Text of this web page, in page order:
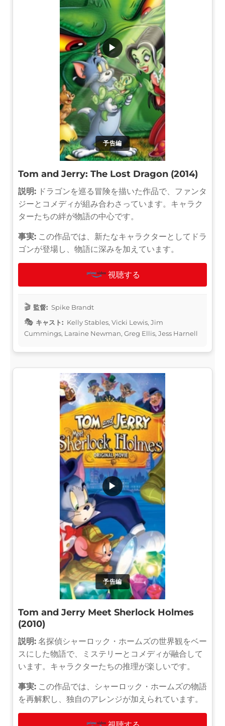
予告編
▶
Tom and Jerry: The Lost Dragon (2014)
説明: ドラゴンを巡る冒険を描いた作品で、ファンタ
ジーとコメディが組み合わさっています。キャラク
ターたちの絆が物語の中心です。
事実: この作品では、新たなキャラクターとしてドラ
ゴンが登場し、物語に深みを加えています。
視聴する
監督: Spike Brandt
キャスト: Kelly Stables, Vicki Lewis, Jim
Cummings, Laraine Newman, Greg Ellis, Jess Harnell
予告編
▶
Tom and Jerry Meet Sherlock Holmes
(2010)
説明: 名探偵シャーロック・ホームズの世界観をベー
スにした物語で、ミステリーとコメディが融合して
います。キャラクターたちの推理が楽しいです。
事実: この作品では、シャーロック・ホームズの物語
を再解釈し、独自のアレンジが加えられています。